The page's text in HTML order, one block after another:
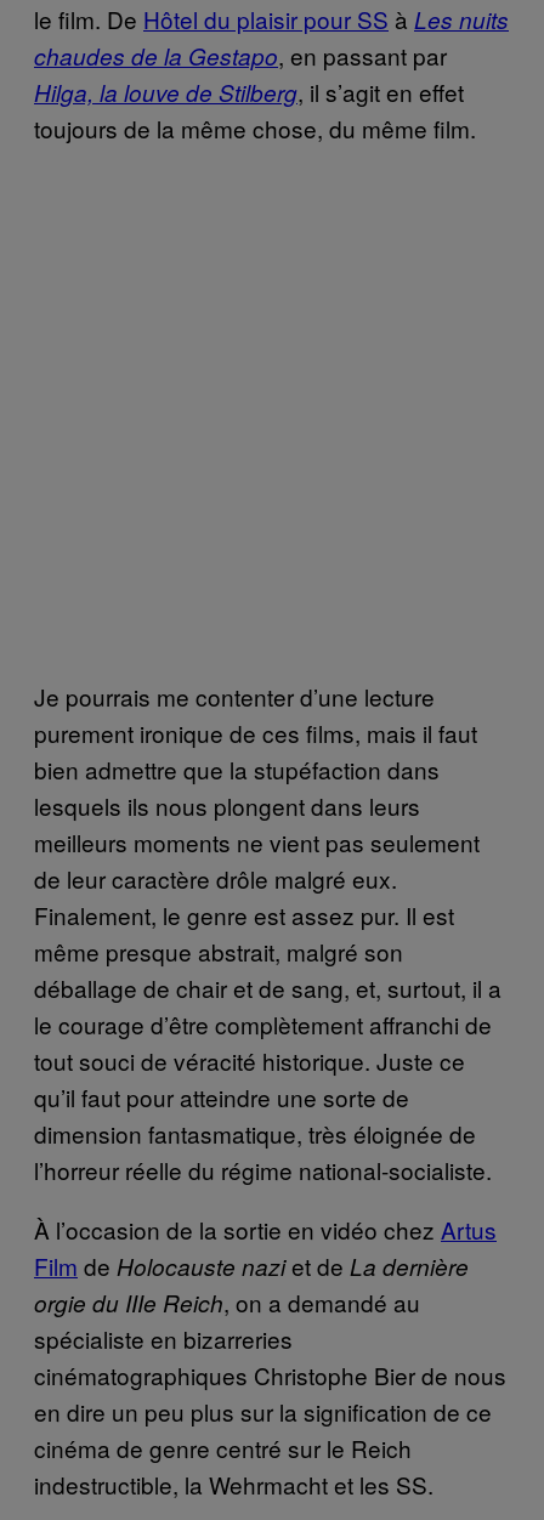
le film. De Hôtel du plaisir pour SS à Les nuits
chaudes de la Gestapo, en passant par
Hilga, la louve de Stilberg, il s’agit en effet
toujours de la même chose, du même film.
Je pourrais me contenter d’une lecture
purement ironique de ces films, mais il faut
bien admettre que la stupéfaction dans
lesquels ils nous plongent dans leurs
meilleurs moments ne vient pas seulement
de leur caractère drôle malgré eux.
Finalement, le genre est assez pur. Il est
même presque abstrait, malgré son
déballage de chair et de sang, et, surtout, il a
le courage d’être complètement affranchi de
tout souci de véracité historique. Juste ce
qu’il faut pour atteindre une sorte de
dimension fantasmatique, très éloignée de
l’horreur réelle du régime national-socialiste.
À l’occasion de la sortie en vidéo chez Artus
Film de Holocauste naziet de La dernière
orgie du IIIe Reich, on a demandé au
spécialiste en bizarreries
cinématographiques Christophe Bier de nous
en dire un peu plus sur la signification de ce
cinéma de genre centré sur le Reich
indestructible, la Wehrmacht et les SS.